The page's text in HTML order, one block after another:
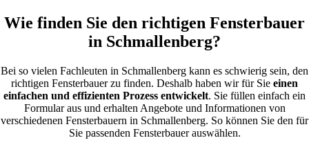
Wie finden Sie den richtigen Fensterbauer
in Schmallenberg?
Bei so vielen Fachleuten in Schmallenberg kann es schwierig sein, den
richtigen Fensterbauer zu finden. Deshalb haben wir für Sie einen
einfachen und effizienten Prozess entwickelt. Sie füllen einfach ein
Formular aus und erhalten Angebote und Informationen von
verschiedenen Fensterbauern in Schmallenberg. So können Sie den für
Sie passenden Fensterbauer auswählen.